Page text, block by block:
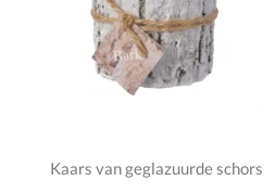
Kaars van geglazuurde schors